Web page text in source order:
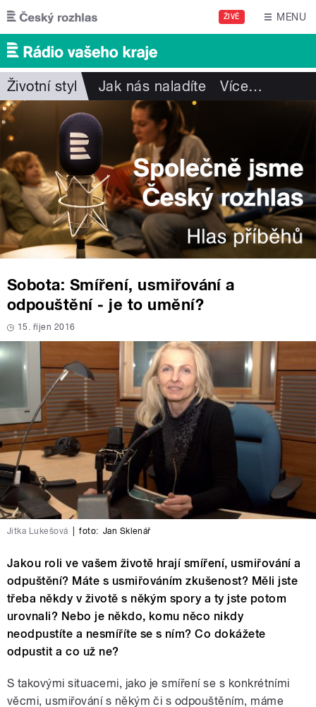
Přejít k hlavnímu obsahu
ŽIVĚ MENU
Životní styl Jak nás naladíte Více…
Sobota: Smíření, usmiřování a
odpouštění ‒ je to umění?
15. říjen 2016
Jitka Lukešová foto: Jan Sklenář
Jakou roli ve vašem životě hrají smíření, usmiřování a
odpuštění? Máte s usmiřováním zkušenost? Měli jste
třeba někdy v životě s někým spory a ty jste potom
urovnali? Nebo je někdo, komu něco nikdy
neodpustíte a nesmíříte se s ním? Co dokážete
odpustit a co už ne?
S takovými situacemi, jako je smíření se s konkrétními
věcmi, usmiřování s někým či s odpouštěním, máme